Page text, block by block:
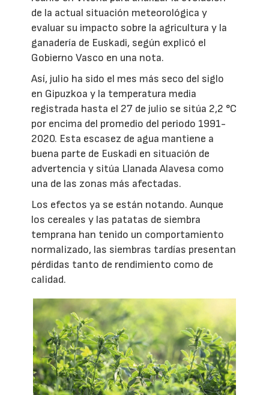
de la actual situación meteorológica y
evaluar su impacto sobre la agricultura y la
ganadería de Euskadi, según explicó el
Gobierno Vasco en una nota.
Así, julio ha sido el mes más seco del siglo
en Gipuzkoa y la temperatura media
registrada hasta el 27 de julio se sitúa 2,2 °C
por encima del promedio del periodo 1991-
2020. Esta escasez de agua mantiene a
buena parte de Euskadi en situación de
advertencia y sitúa Llanada Alavesa como
una de las zonas más afectadas.
Los efectos ya se están notando. Aunque
los cereales y las patatas de siembra
temprana han tenido un comportamiento
normalizado, las siembras tardías presentan
pérdidas tanto de rendimiento como de
calidad.